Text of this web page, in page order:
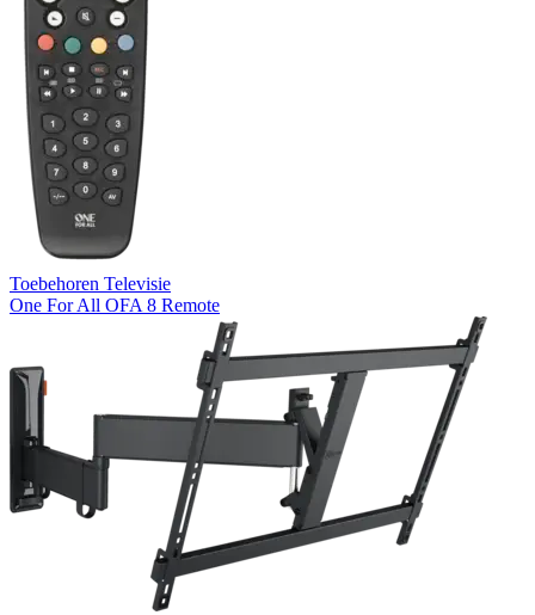
Toebehoren Televisie
One For All OFA 8 Remote